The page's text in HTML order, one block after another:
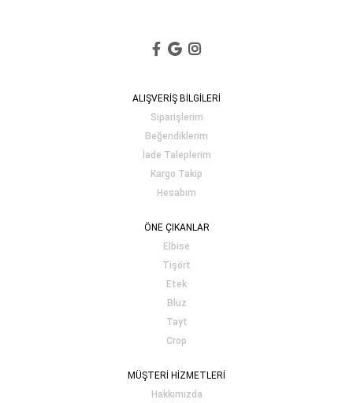
ALIŞVERİŞ BİLGİLERİ
Siparişlerim
Beğendiklerim
İade Taleplerim
Kargo Takip
Hesabım
ÖNE ÇIKANLAR
Elbise
Tişört
Etek
Bluz
Tayt
Crop
MÜŞTERİ HİZMETLERİ
Hakkımızda